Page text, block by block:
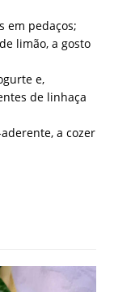
em pedaços;
limão, a gosto
e,
de linhaça
a cozer